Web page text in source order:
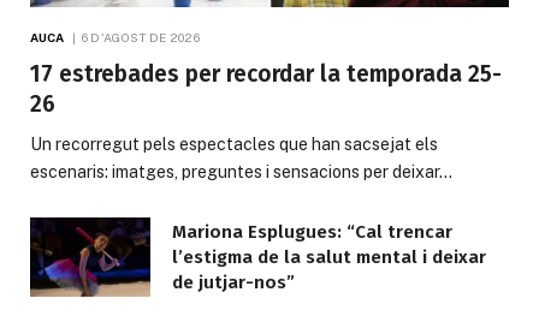
AUCA 6 D'AGOST DE 2026
17 estrebades per recordar la temporada 25-
26
Un recorregut pels espectacles que han sacsejat els
escenaris: imatges, preguntes i sensacions per deixar…
Mariona Esplugues: “Cal trencar
l’estigma de la salut mental i deixar
de jutjar-nos”